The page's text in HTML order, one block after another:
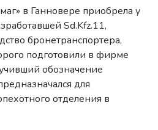
в Ганновере приобрела у
Sd.Kfz.11,
бронетранспортера,
подготовили в фирме
обозначение
для
отделения в